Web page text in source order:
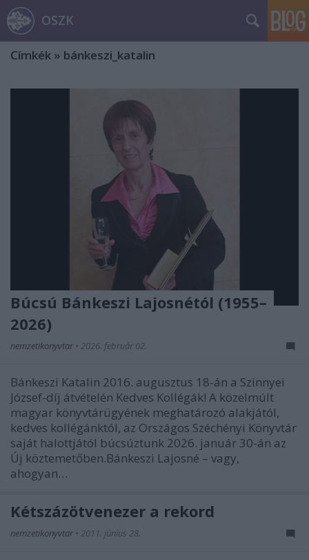
OSZK
Címkék » bánkeszi_katalin
Búcsú Bánkeszi Lajosnétól (1955–
2026)
nemzetikonyvtar • 2026. február 02.
Bánkeszi Katalin 2016. augusztus 18-án a Szinnyei
József-díj átvételén Kedves Kollégák! A közelmúlt
magyar könyvtárügyének meghatározó alakjától,
kedves kollégánktól, az Országos Széchényi Könyvtár
saját halottjától búcsúztunk 2026. január 30-án az
Új köztemetőben.Bánkeszi Lajosné – vagy,
ahogyan…
Kétszázötvenezer a rekord
nemzetikonyvtar • 2011. június 28.